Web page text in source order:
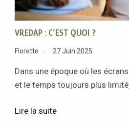
VREDAP : C’EST QUOI ?
Florette 27 Juin 2025
Dans une époque où les
et le temps toujours plus
Lire la suite